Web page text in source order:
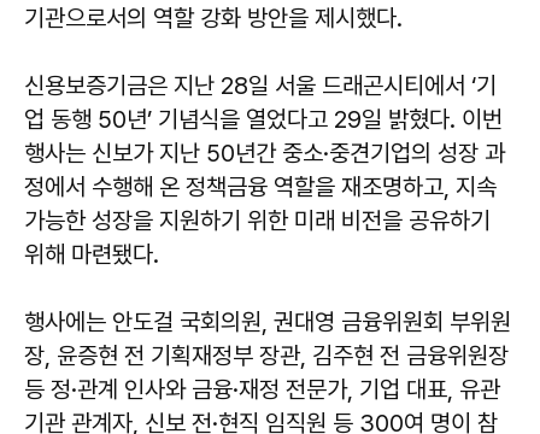
기관으로서의 역할 강화 방안을 제시했다.
신용보증기금은 지난 28일 서울 드래곤시티에서 ‘기
업 동행 50년’ 기념식을 열었다고 29일 밝혔다. 이번
행사는 신보가 지난 50년간 중소·중견기업의 성장 과
정에서 수행해 온 정책금융 역할을 재조명하고, 지속
가능한 성장을 지원하기 위한 미래 비전을 공유하기
위해 마련됐다.
행사에는 안도걸 국회의원, 권대영 금융위원회 부위원
장, 윤증현 전 기획재정부 장관, 김주현 전 금융위원장
등 정·관계 인사와 금융·재정 전문가, 기업 대표, 유관
기관 관계자, 신보 전·현직 임직원 등 300여 명이 참